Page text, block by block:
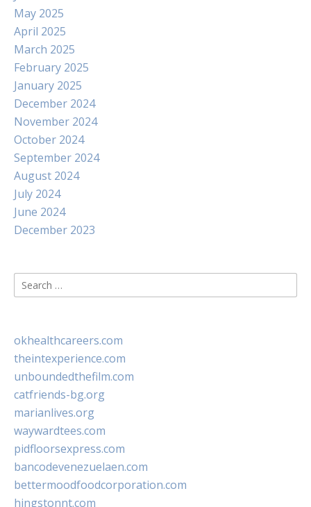
May 2025
April 2025
March 2025
February 2025
January 2025
December 2024
November 2024
October 2024
September 2024
August 2024
July 2024
June 2024
December 2023
Search
for:
okhealthcareers.com
theintexperience.com
unboundedthefilm.com
catfriends-bg.org
marianlives.org
waywardtees.com
pidfloorsexpress.com
bancodevenezuelaen.com
bettermoodfoodcorporation.com
hingstonnt.com